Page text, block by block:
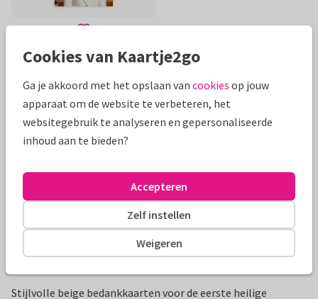
Mooie extra's bij je kaart
Stijlvolle beige bedankkaarten voor de eerste heilige
Cookies van Kaartje2go
Ga je akkoord met het opslaan van cookies op jouw
apparaat om de website te verbeteren, het
websitegebruik te analyseren en gepersonaliseerde
inhoud aan te bieden?
Weigeren
Zelf instellen
Accepteren